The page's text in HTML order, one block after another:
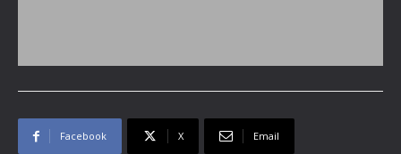
Facebook X Email